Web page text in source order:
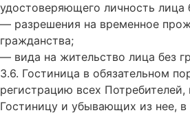
удостоверяющего личность лица
— разрешения на временное
гражданства;
— вида на жительство лица без
3.6. Гостиница в обязательном
регистрацию всех
Гостиницу и убывающих из нее, в